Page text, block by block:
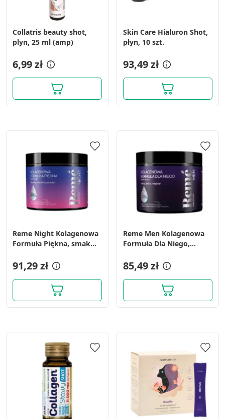
Collatris beauty shot,
plyn, 25 ml (amp)
6,99 zł
Skin Care Hialuron Shot,
płyn, 10 szt.
93,49 zł
Reme Night Kolagenowa
Formuła Piękna, smak
proszek, 150 g
91,29 zł
Reme Men Kolagenowa
Formuła Dla Niego,
85,49 zł